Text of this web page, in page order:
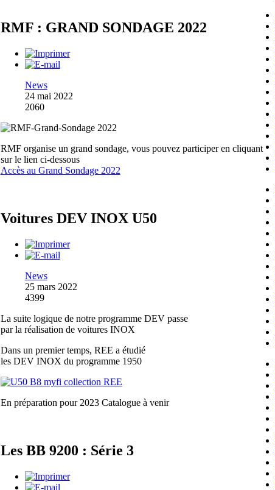
RMF : GRAND SONDAGE 2022
News
24 mai 2022
2060
RMF organise un grand sondage, vous pouvez participer en cliquant
sur le lien ci-dessous
Accès au Grand Sondage 2022
Voitures DEV INOX U50
News
25 mars 2022
4399
La suite logique de notre programme DEV passe
par la réalisation de voitures INOX
Dans un premier temps, REE a étudié
les DEV INOX du programme 1950
En préparation pour 2023 Catalogue à venir
Les BB 9200 : Série 3